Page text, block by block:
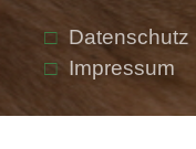
Datenschutz
Impressum